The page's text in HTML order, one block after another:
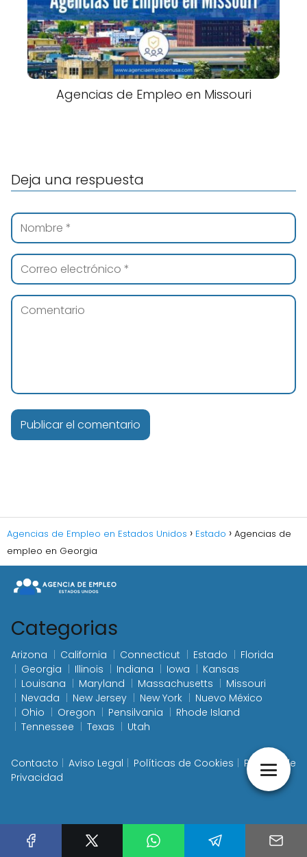
Agencias de Empleo en Missouri
Deja una respuesta
Agencias de Empleo en Estados Unidos Estado
Agencias de
empleo en Georgia
Categorias
Arizona California Connecticut Estado
Florida
Georgia
Illinois Indiana Iowa
Kansas
Louisana
Maryland Massachusetts
Missouri
Nevada
New Jersey New York
Nuevo México
Ohio
Oregon Pensilvania
Rhode Island
Tennessee
Texas Utah
Contacto Aviso Legal Políticas de Cookies
Política de
Privacidad